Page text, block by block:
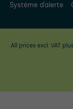
Système d'alerte
All prices excl. VAT